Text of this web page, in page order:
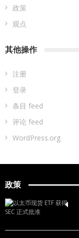
政策
观点
其他操作
注册
登录
条目 feed
评论 feed
WordPress.org
政策